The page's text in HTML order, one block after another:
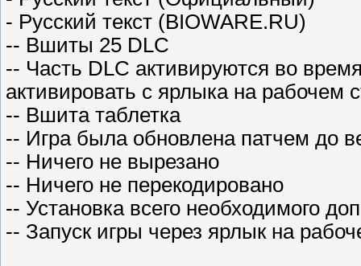
- Русский текст (BIOWARE.RU)
-- Вшиты 25 DLC
-- Часть DLC активируются во
активировать с ярлыка на рабочем
-- Вшита таблетка
-- Игра была обновлена патчем до
-- Ничего не вырезано
-- Ничего не перекодировано
-- Установка всего необходимого
-- Запуск игры через ярлык на